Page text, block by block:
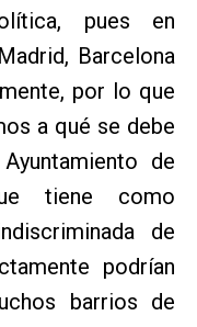
pues en
Barcelona
por lo que
a qué se debe
de
tiene como
de
podrían
barrios de